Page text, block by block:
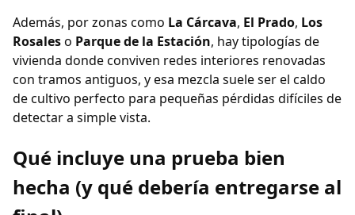
Además, por zonas como La Cárcava, El Prado, Los
Rosaleso Parque de la Estación, hay tipologías de
vivienda donde conviven redes interiores renovadas
con tramos antiguos, y esa mezcla suele ser el caldo
de cultivo perfecto para pequeñas pérdidas difíciles de
detectar a simple vista.
Qué incluye una prueba bien
hecha (y qué debería entregarse al